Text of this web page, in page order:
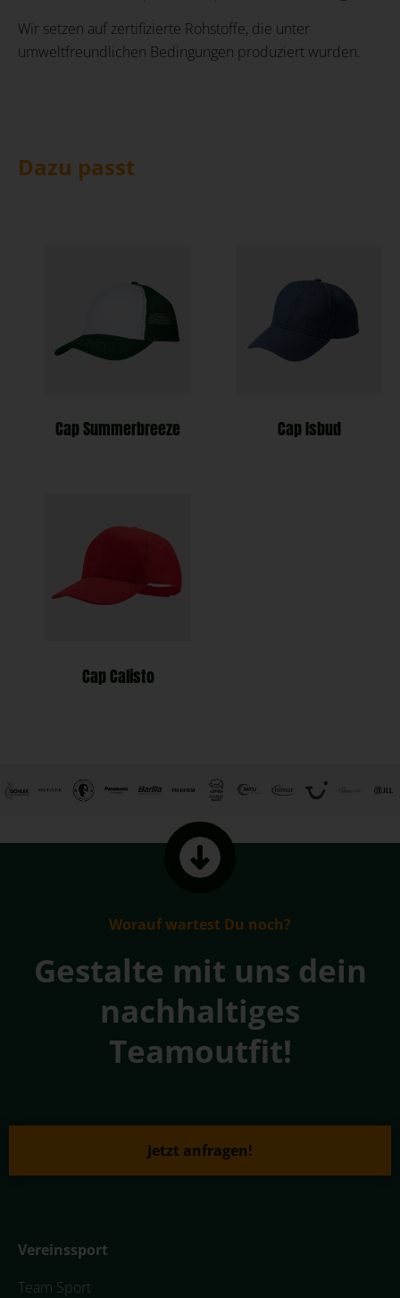
Wir setzen auf zertifizierte Rohstoffe, die unter
umweltfreundlichen Bedingungen produziert wurden.
Dazu passt
Cap Summerbreeze Cap Isbud
Cap Calisto
Worauf wartest Du noch?
Gestalte mit uns dein
nachhaltiges
Teamoutfit!
Jetzt anfragen!
Vereinssport
Team Sport